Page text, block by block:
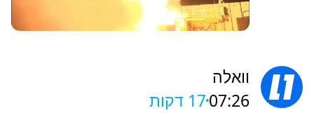
וואלה
07:2617 דקות